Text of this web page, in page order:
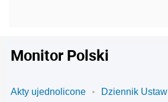
Monitor Polski
Akty ujednolicone
Dziennik Ustaw